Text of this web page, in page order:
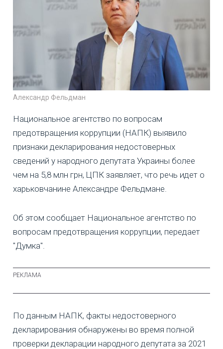
Александр Фельдман
Национальное агентство по вопросам
предотвращения коррупции (НАПК) выявило
признаки декларирования недостоверных
сведений у народного депутата Украины более
чем на 5,8 млн грн, ЦПК заявляет, что речь идет о
харьковчанине Александре Фельдмане.
Об этом сообщает Национальное агентство по
вопросам предотвращения коррупции, передает
"Думка".
По данным НАПК, факты недостоверного
декларирования обнаружены во время полной
проверки декларации народного депутата за 2021